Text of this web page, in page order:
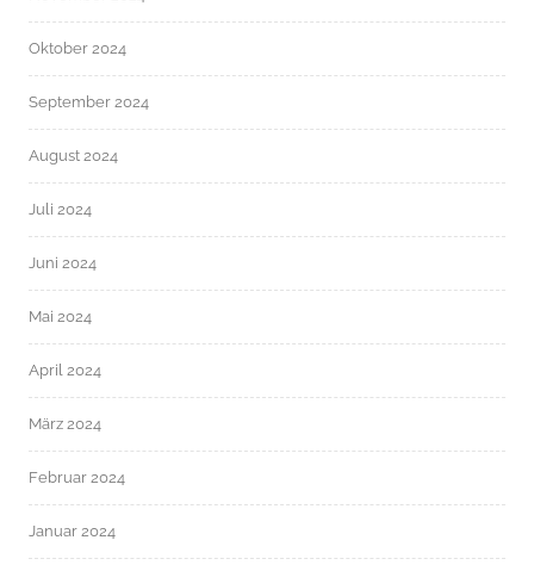
Oktober 2024
September 2024
August 2024
Juli 2024
Juni 2024
Mai 2024
April 2024
März 2024
Februar 2024
Januar 2024